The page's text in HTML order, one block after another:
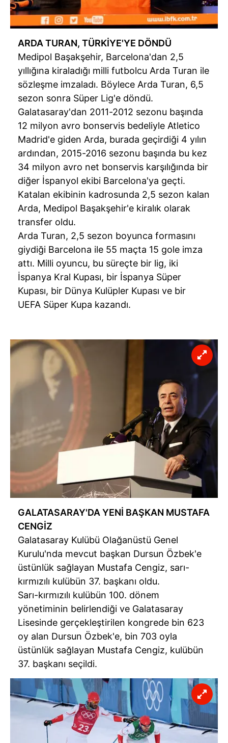
ARDA TURAN, TÜRKİYE'YE DÖNDÜ
Medipol Başakşehir, Barcelona'dan 2,5
yıllığına kiraladığı milli futbolcu Arda Turan ile
sözleşme imzaladı. Böylece Arda Turan, 6,5
sezon sonra Süper Lig'e döndü.
Galatasaray'dan 2011-2012 sezonu başında
12 milyon avro bonservis bedeliyle Atletico
Madrid'e giden Arda, burada geçirdiği 4 yılın
ardından, 2015-2016 sezonu başında bu kez
34 milyon avro net bonservis karşılığında bir
diğer İspanyol ekibi Barcelona'ya geçti.
Katalan ekibinin kadrosunda 2,5 sezon kalan
Arda, Medipol Başakşehir'e kiralık olarak
transfer oldu.
Arda Turan, 2,5 sezon boyunca formasını
giydiği Barcelona ile 55 maçta 15 gole imza
attı. Milli oyuncu, bu süreçte bir lig, iki
İspanya Kral Kupası, bir İspanya Süper
Kupası, bir Dünya Kulüpler Kupası ve bir
UEFA Süper Kupa kazandı.
GALATASARAY'DA YENİ BAŞKAN MUSTAFA
CENGİZ
Galatasaray Kulübü Olağanüstü Genel
Kurulu'nda mevcut başkan Dursun Özbek'e
üstünlük sağlayan Mustafa Cengiz, sarı-
kırmızılı kulübün 37. başkanı oldu.
Sarı-kırmızılı kulübün 100. dönem
yönetiminin belirlendiği ve Galatasaray
Lisesinde gerçekleştirilen kongrede bin 623
oy alan Dursun Özbek'e, bin 703 oyla
üstünlük sağlayan Mustafa Cengiz, kulübün
37. başkanı seçildi.